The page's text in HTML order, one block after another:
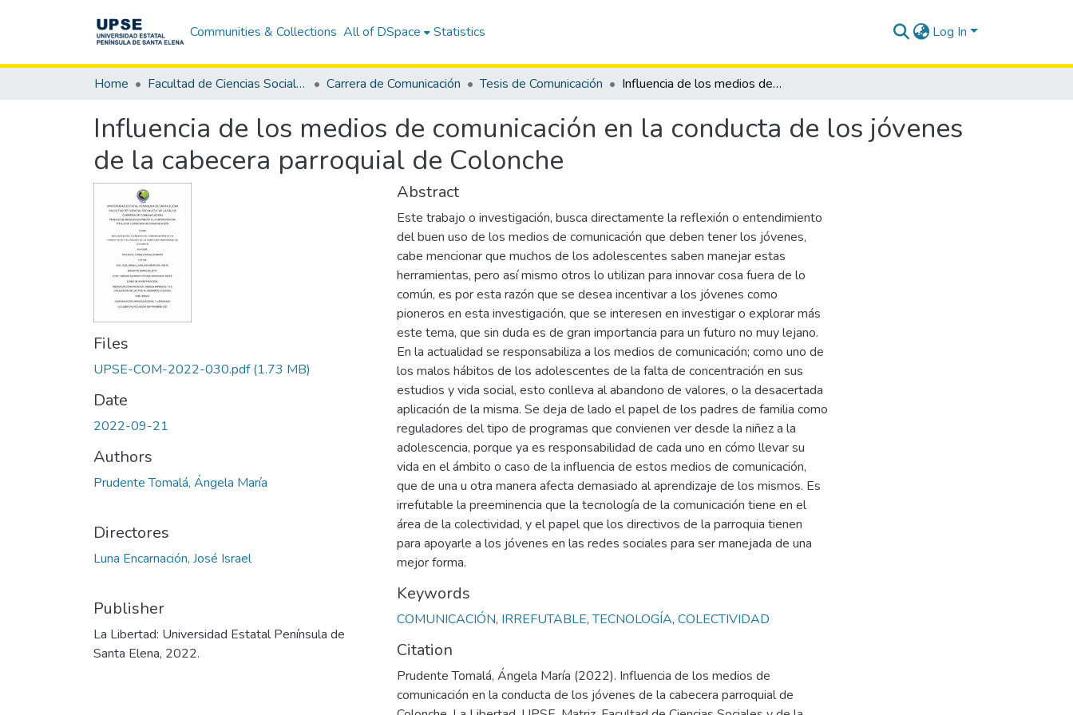
Communities & Collections All of DSpace Statistics Log In
Home Facultad de Ciencias Sociales y de la Salud Carrera de Comunicación Tesis de Comunicación Influencia de los medios de comunicación en la conducta de los jóvenes de la cabecera parroquial de Colonche
Influencia de los medios de comunicación en la conducta de los jóvenes
de la cabecera parroquial de Colonche
Files
UPSE-COM-2022-030.pdf(1.73 MB)
Date
2022-09-21
Authors
Prudente Tomalá, Ángela María
Directores
Luna Encarnación, José Israel
Publisher
La Libertad: Universidad Estatal Península de
Santa Elena, 2022.
Abstract
Este trabajo o investigación, busca directamente la reflexión o entendimiento
del buen uso de los medios de comunicación que deben tener los jóvenes,
cabe mencionar que muchos de los adolescentes saben manejar estas
herramientas, pero así mismo otros lo utilizan para innovar cosa fuera de lo
común, es por esta razón que se desea incentivar a los jóvenes como
pioneros en esta investigación, que se interesen en investigar o explorar más
este tema, que sin duda es de gran importancia para un futuro no muy lejano.
En la actualidad se responsabiliza a los medios de comunicación; como uno de
los malos hábitos de los adolescentes de la falta de concentración en sus
estudios y vida social, esto conlleva al abandono de valores, o la desacertada
aplicación de la misma. Se deja de lado el papel de los padres de familia como
reguladores del tipo de programas que convienen ver desde la niñez a la
adolescencia, porque ya es responsabilidad de cada uno en cómo llevar su
vida en el ámbito o caso de la influencia de estos medios de comunicación,
que de una u otra manera afecta demasiado al aprendizaje de los mismos. Es
irrefutable la preeminencia que la tecnología de la comunicación tiene en el
área de la colectividad, y el papel que los directivos de la parroquia tienen
para apoyarle a los jóvenes en las redes sociales para ser manejada de una
mejor forma.
Keywords
COMUNICACIÓN, IRREFUTABLE,TECNOLOGÍA, COLECTIVIDAD
Citation
Prudente Tomalá, Ángela María (2022). Influencia de los medios de
comunicación en la conducta de los jóvenes de la cabecera parroquial de